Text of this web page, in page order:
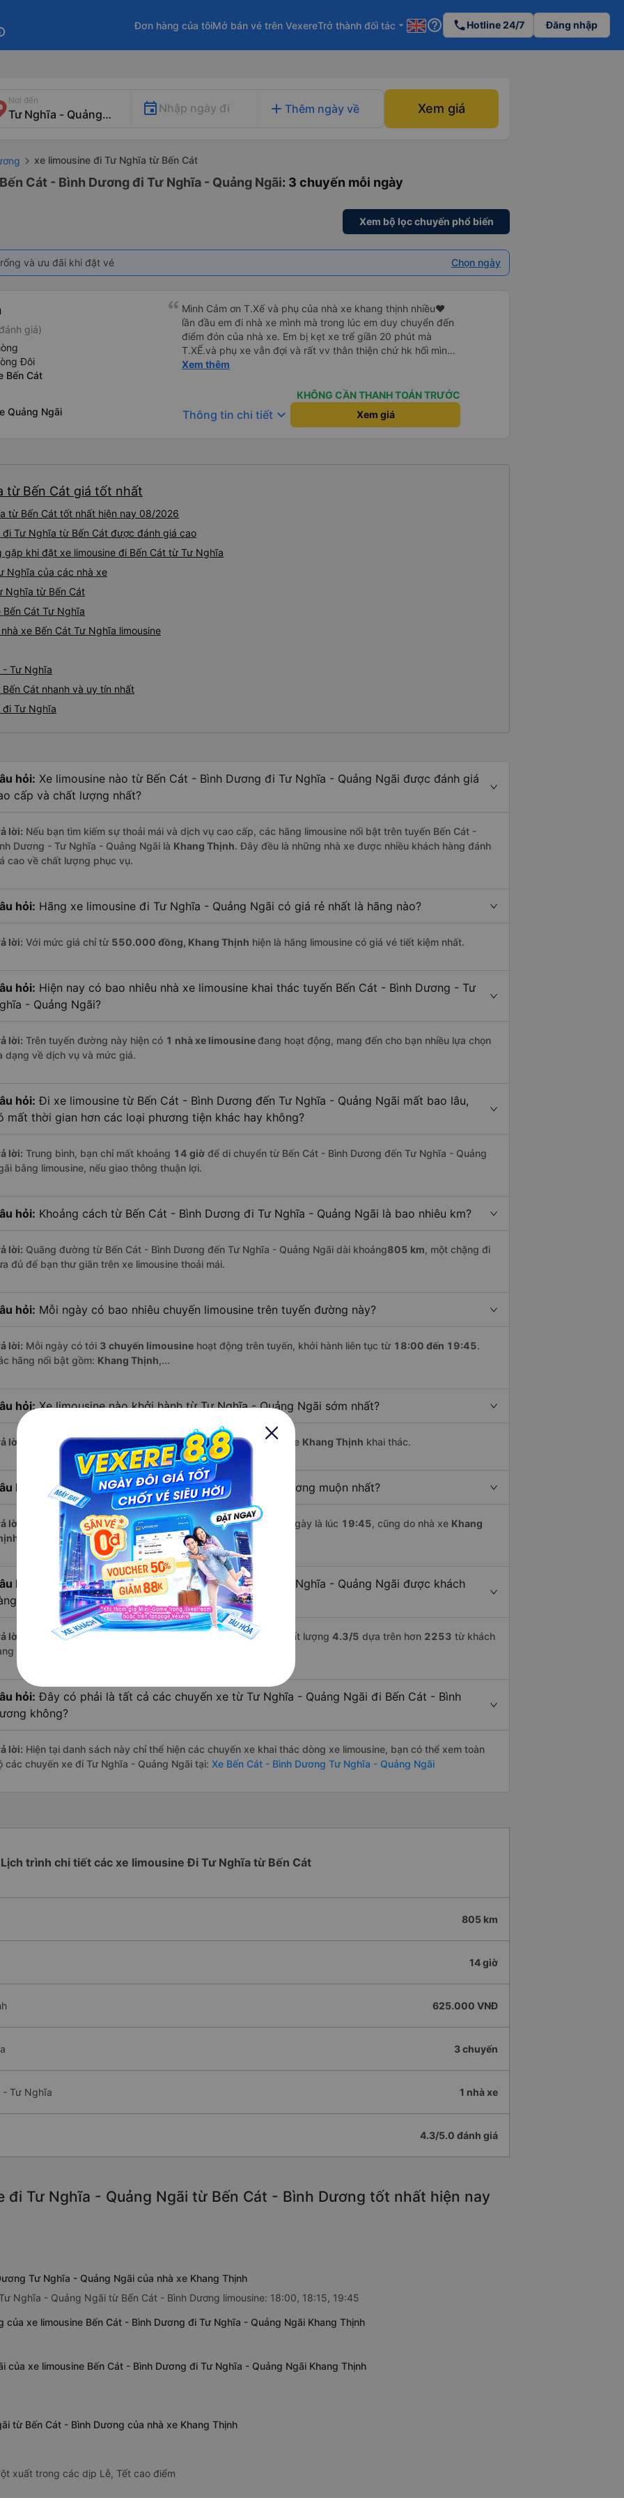
Đơn hàng của tôiMở bán vé trên VexereTrở thành đối tác arrow_drop_down help_outline phoneHotline 24/7 Đăng nhập
Nơi đến
Nhập ngày đi add Thêm ngày về Xem giá
xe limousine đi Tư Nghĩa từ Bến Cát
Cát - Bình Dương đi Tư Nghĩa - Quảng Ngãi: 3 chuyến mỗi ngày
Xem bộ lọc chuyến phổ biến
và ưu đãi khi đặt vé Chọn ngày
giá)
Đôi
Bến Cát
Quảng Ngãi
Mình Cảm ơn T.Xế và phụ của nhà xe khang thịnh nhiều❤️
lần đầu em đi nhà xe mình mà trong lúc em duy chuyển đến
điểm đón của nhà xe. Em bị kẹt xe trể giần 20 phút mà
T.XẾ.và phụ xe vẫn đợi và rất vv thân thiện chứ hk hối mình
như những nhà xe khác. Xe mình đi là loại xe 24p đôi . xe có
.xe đi từ sài gòn về quy nhơn xe dùng tới 3 trạm dùng chân
.xe dùng 2 trạm để mn đi wc ở cây xăng .và 1 trạm. Dùng
cho mn ăn ún. Dù 2 trạm dùng ở cây xăng để xe nộp nhiên
khác. Mà hình như nhà xe này chạy ra tới quãng ngãi.và trả
Xem thêm
KHÔNG CẦN THANH TOÁN TRƯỚC
Thông tin chi tiết keyboard_arrow_down Xem giá
từ Bến Cát giá tốt nhất
từ Bến Cát tốt nhất hiện nay 08/2026
đi Tư Nghĩa từ Bến Cát được đánh giá cao
khi đặt xe limousine đi Bến Cát từ Tư Nghĩa
Nghĩa của các nhà xe
Nghĩa từ Bến Cát
Bến Cát Tư Nghĩa
xe Bến Cát Tư Nghĩa limousine
- Tư Nghĩa
Cát nhanh và uy tín nhất
đi Tư Nghĩa
hỏi: Xe limousine nào từ Bến Cát - Bình Dương đi Tư Nghĩa - Quảng Ngãi được đánh giá
cấp và chất lượng nhất?
lời: Nếu bạn tìm kiếm sự thoải mái và dịch vụ cao cấp, các hãng limousine nổi bật trên tuyến Bến Cát -
Dương - Tư Nghĩa - Quảng Ngãi là Khang Thịnh. Đây đều là những nhà xe được nhiều khách hàng đánh
cao về chất lượng phục vụ.
hỏi: Hãng xe limousine đi Tư Nghĩa - Quảng Ngãi có giá rẻ nhất là hãng nào?
lời: Với mức giá chỉ từ 550.000 đồng, Khang Thịnh hiện là hãng limousine có giá vé tiết kiệm nhất.
hỏi: Hiện nay có bao nhiêu nhà xe limousine khai thác tuyến Bến Cát - Bình Dương - Tư
- Quảng Ngãi?
lời: Trên tuyến đường này hiện có 1 nhà xe limousineđang hoạt động, mang đến cho bạn nhiều lựa chọn
dạng về dịch vụ và mức giá.
hỏi: Đi xe limousine từ Bến Cát - Bình Dương đến Tư Nghĩa - Quảng Ngãi mất bao lâu,
mất thời gian hơn các loại phương tiện khác hay không?
lời: Trung bình, bạn chỉ mất khoảng 14 giờ để di chuyển từ Bến Cát - Bình Dương đến Tư Nghĩa - Quảng
bằng limousine, nếu giao thông thuận lợi.
hỏi: Khoảng cách từ Bến Cát - Bình Dương đi Tư Nghĩa - Quảng Ngãi là bao nhiêu km?
lời: Quãng đường từ Bến Cát - Bình Dương đến Tư Nghĩa - Quảng Ngãi dài khoảng805 km, một chặng đi
đủ để bạn thư giãn trên xe limousine thoải mái.
hỏi: Mỗi ngày có bao nhiêu chuyến limousine trên tuyến đường này?
lời: Mỗi ngày có tới 3 chuyến limousine hoạt động trên tuyến, khởi hành liên tục từ 18:00 đến 19:45.
hãng nổi bật gồm: Khang Thịnh,...
hỏi:Xe limousine nào khởi hành từ Tư Nghĩa - Quảng Ngãi sớm nhất?
lời: Chuyến limousine sớm nhất khởi hành lúc18:00, do nhà xe Khang Thịnh khai thác.
hỏi: Xe limousine nào khởi hành từ Bến Cát - Bình Dương muộn nhất?
lời: Nếu bạn muốn đi chuyến muộn, lựa chọn cuối cùng trong ngày là lúc 19:45, cũng do nhà xe Khang
vận hành.
hỏi:
Xe limousine nào từ Bến Cát - Bình Dương đi Tư Nghĩa - Quảng Ngãi được khách
đánh giá tốt nhất?
lời: Trong số các hãng, nổi bật nhất với điểm chất lượng 4.3/5 dựa trên hơn 2253 từ khách
– một con số minh chứng cho dịch vụ cao cấp và uy tín.
hỏi: Đây có phải là tất cả các chuyến xe từ Tư Nghĩa - Quảng Ngãi đi Bến Cát - Bình
không?
lời: Hiện tại danh sách này chỉ thể hiện các chuyến xe khai thác dòng xe limousine, bạn có thể xem toàn
các chuyến xe đi Tư Nghĩa - Quảng Ngãi tại: Xe Bến Cát - Bình Dương Tư Nghĩa - Quảng Ngãi
Lịch trình chi tiết các xe limousine Đi Tư Nghĩa từ Bến Cát
805 km
14 giờ
625.000 VNĐ
3 chuyến
- Tư Nghĩa 1 nhà xe
4.3/5.0 đánh giá
đi Tư Nghĩa - Quảng Ngãi từ Bến Cát - Bình Dương tốt nhất hiện nay
Tư Nghĩa - Quảng Ngãi của nhà xe Khang Thịnh
Nghĩa - Quảng Ngãi từ Bến Cát - Bình Dương limousine: 18:00, 18:15, 19:45
xe limousine Bến Cát - Bình Dương đi Tư Nghĩa - Quảng Ngãi Khang Thịnh
xe limousine Bến Cát - Bình Dương đi Tư Nghĩa - Quảng Ngãi Khang Thịnh
từ Bến Cát - Bình Dương của nhà xe Khang Thịnh
xuất trong các dịp Lễ, Tết cao điểm